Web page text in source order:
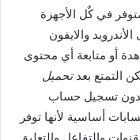
في كٌل الأجهزة
والايفون
أو متابعة أي محتوى
التمتع بعدتحميل
تسجيل حساب
أساسية لأنها توفر